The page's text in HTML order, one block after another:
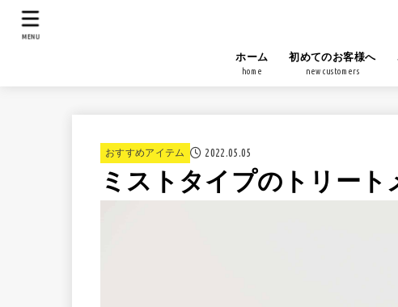
ホーム
home
初めてのお客様へ
new customers
MENU
おすすめアイテム 2022.05.05
ミストタイプのトリート